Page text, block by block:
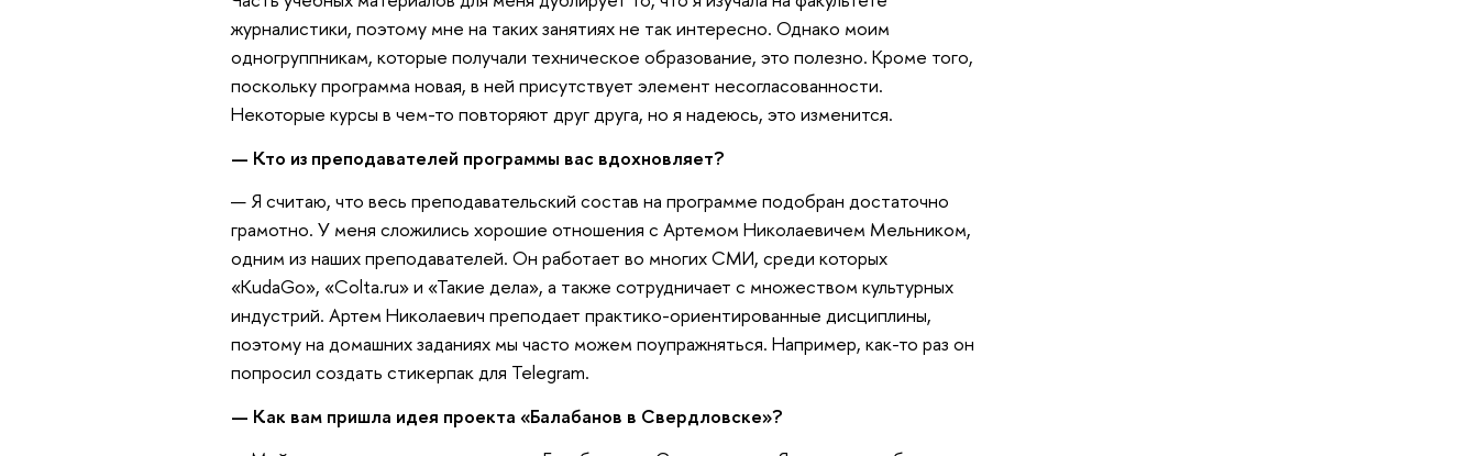
журналистики, поэтому мне на таких занятиях не так интересно. Однако моим
одногруппникам, которые получали техническое образование, это полезно. Кроме того,
поскольку программа новая, в ней присутствует элемент несогласованности.
Некоторые курсы в чем-то повторяют друг друга, но я надеюсь, это изменится.
— Кто из преподавателей программы вас вдохновляет?
— Я считаю, что весь преподавательский состав на программе подобран достаточно
грамотно. У меня сложились хорошие отношения с Артемом Николаевичем Мельником,
одним из наших преподавателей. Он работает во многих СМИ, среди которых
«KudaGo», «Colta.ru» и «Такие дела», а также сотрудничает с множеством культурных
индустрий. Артем Николаевич преподает практико-ориентированные дисциплины,
поэтому на домашних заданиях мы часто можем поупражняться. Например, как-то раз он
попросил создать стикерпак для Telegram.
— Как вам пришла идея проекта «Балабанов в Свердловске»?